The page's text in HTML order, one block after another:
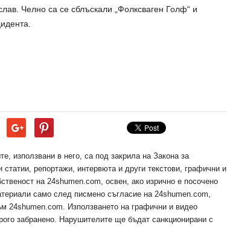
Челно са се сблъскали „Фолксваген Голф“ и
използвани в него, са под закрила на Закона за
репортажи, интервюта и други текстови, графични и
на 24shumen.com, освен, ако изрично е посочено
само след писмено съгласие на 24shumen.com,
24shumen.com. Използването на графични и видео
забранено. Нарушителите ще бъдат санкционирани с